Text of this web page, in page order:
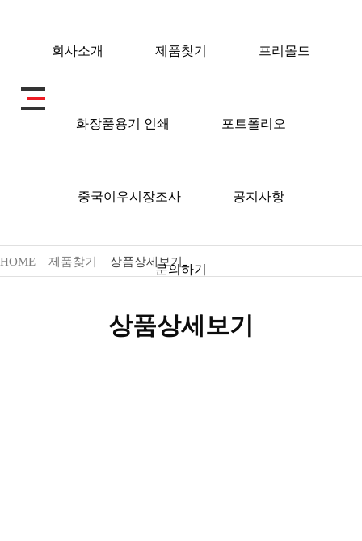
회사소개 제품찾기 프리몰드
화장품용기 인쇄 포트폴리오
중국이우시장조사 공지사항
문의하기
HOME 제품찾기 상품상세보기
상품상세보기